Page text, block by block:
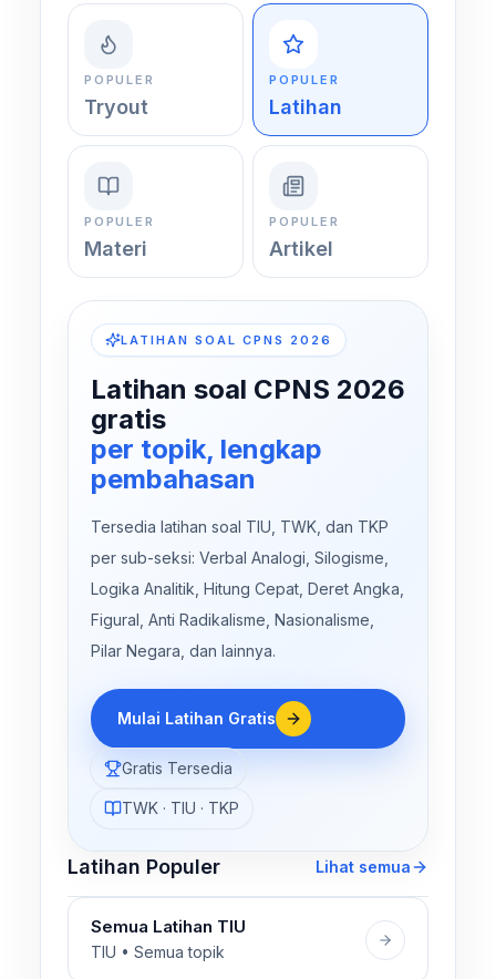
POPULER
Tryout
POPULER
Latihan
POPULER
Materi
POPULER
Artikel
LATIHAN SOAL CPNS 2026
Latihan soal CPNS 2026
gratis
per topik, lengkap
pembahasan
Tersedia latihan soal TIU, TWK, dan TKP
per sub-seksi: Verbal Analogi, Silogisme,
Logika Analitik, Hitung Cepat, Deret Angka,
Figural, Anti Radikalisme, Nasionalisme,
Pilar Negara, dan lainnya.
Mulai Latihan Gratis
Gratis Tersedia
TWK · TIU · TKP
Latihan Populer Lihat semua
Semua Latihan TIU
TIU • Semua topik